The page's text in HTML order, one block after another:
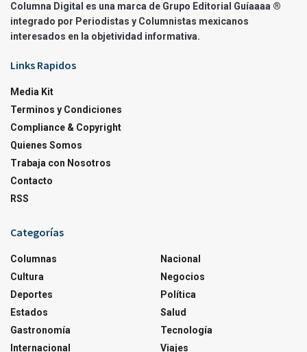
Columna Digital es una marca de Grupo Editorial Guíaaaa ®
integrado por Periodistas y Columnistas mexicanos
interesados en la objetividad informativa.
Links Rapidos
Media Kit
Terminos y Condiciones
Compliance & Copyright
Quienes Somos
Trabaja con Nosotros
Contacto
RSS
Categorías
Columnas
Cultura
Deportes
Estados
Gastronomía
Internacional
Nacional
Negocios
Política
Salud
Tecnología
Viajes